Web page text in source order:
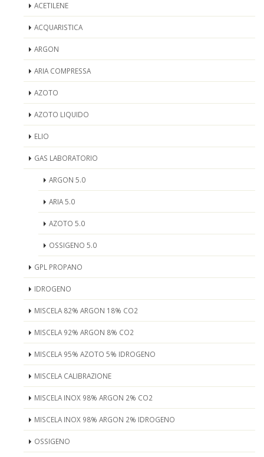
ACETILENE
ACQUARISTICA
ARGON
ARIA COMPRESSA
AZOTO
AZOTO LIQUIDO
ELIO
GAS LABORATORIO
ARGON 5.0
ARIA 5.0
AZOTO 5.0
OSSIGENO 5.0
GPL PROPANO
IDROGENO
MISCELA 82% ARGON 18% CO2
MISCELA 92% ARGON 8% CO2
MISCELA 95% AZOTO 5% IDROGENO
MISCELA CALIBRAZIONE
MISCELA INOX 98% ARGON 2% CO2
MISCELA INOX 98% ARGON 2% IDROGENO
OSSIGENO